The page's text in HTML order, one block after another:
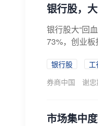
银行股，
银行股大“回
73%，创业
银行股 工
券商中国
谢忠
市场集中